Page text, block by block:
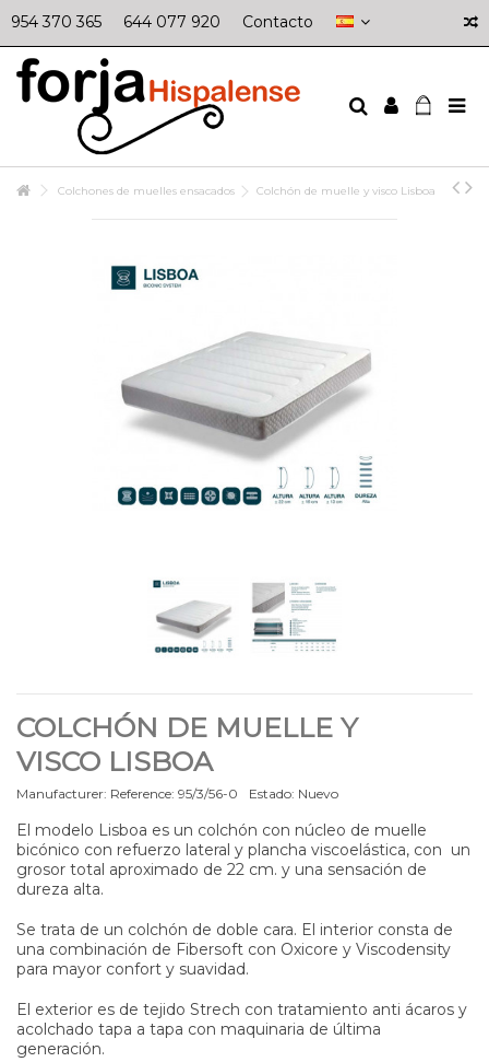
954 370 365 644 077 920 Contacto
Colchones de muelles ensacados Colchón de muelle y visco Lisboa
COLCHÓN DE MUELLE Y
VISCO LISBOA
Manufacturer: Reference: 95/3/56-0 Estado: Nuevo
El modelo Lisboa es un colchón con núcleo de muelle
bicónico con refuerzo lateral y plancha viscoelástica, con un
grosor total aproximado de 22 cm. y una sensación de
dureza alta.
Se trata de un colchón de doble cara. El interior consta de
una combinación de Fibersoft con Oxicore y Viscodensity
para mayor confort y suavidad.
El exterior es de tejido Strech con tratamiento anti ácaros y
acolchado tapa a tapa con maquinaria de última
generación.